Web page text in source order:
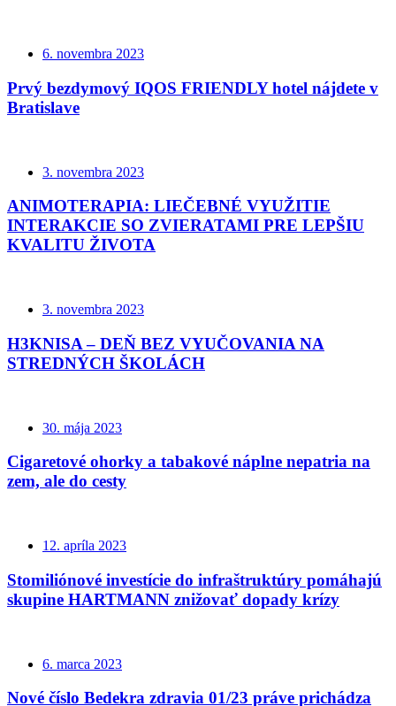
6. novembra 2023
Prvý bezdymový IQOS FRIENDLY hotel nájdete v
Bratislave
3. novembra 2023
ANIMOTERAPIA: LIEČEBNÉ VYUŽITIE
INTERAKCIE SO ZVIERATAMI PRE LEPŠIU
KVALITU ŽIVOTA
3. novembra 2023
H3KNISA – DEŇ BEZ VYUČOVANIA NA
STREDNÝCH ŠKOLÁCH
30. mája 2023
Cigaretové ohorky a tabakové náplne nepatria na
zem, ale do cesty
12. apríla 2023
Stomiliónové investície do infraštruktúry pomáhajú
skupine HARTMANN znižovať dopady krízy
6. marca 2023
Nové číslo Bedekra zdravia 01/23 práve prichádza